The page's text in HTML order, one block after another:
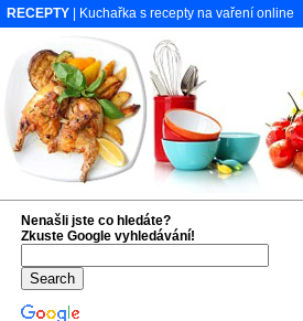
RECEPTY | Kuchařka s recepty na vaření online
Nenašli jste co hledáte?
Zkuste Google vyhledávání!